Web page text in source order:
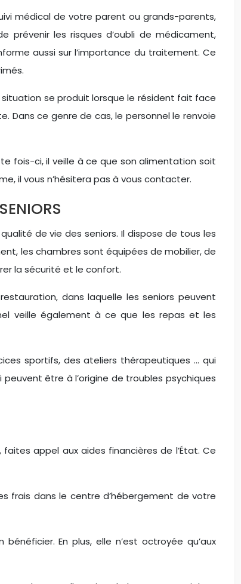
médical de votre parent ou grands-parents,
prévenir les risques d’oubli de médicament,
aussi sur l’importance du traitement. Ce
se produit lorsque le résident fait face
Dans ce genre de cas, le personnel le renvoie
fois-ci, il veille à ce que son alimentation soit
il vous n’hésitera pas à vous contacter.
de vie des seniors. Il dispose de tous les
les chambres sont équipées de mobilier, de
la sécurité et le confort.
dans laquelle les seniors peuvent
veille également à ce que les repas et les
sportifs, des ateliers thérapeutiques … qui
être à l’origine de troubles psychiques
appel aux aides financières de l’État. Ce
frais dans le centre d’hébergement de votre
En plus, elle n’est octroyée qu’aux